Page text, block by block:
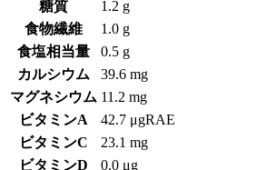
糖質
1.2 g
食物繊維
1.0 g
食塩相当量
0.5 g
カルシウム
39.6 mg
マグネシウム 11.2 mg
ビタミンA
42.7 μgRAE
ビタミンC
23.1 mg
ビタミンD
0.0 μg